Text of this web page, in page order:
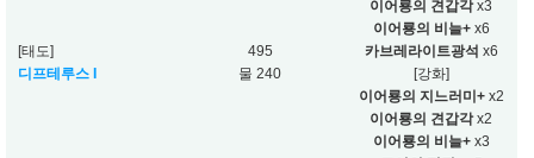
[태도]
디프테루스 I
495
물 240
이어룡의 견갑각x3
이어룡의 비늘+x6
카브레라이트광석 x6
[강화]
이어룡의 지느러미+x2
이어룡의 견갑각x2
이어룡의 비늘+x3